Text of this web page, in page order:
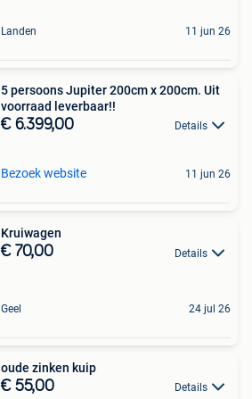
Landen 11 jun 26
5 persoons Jupiter 200cm x 200cm. Uit
voorraad leverbaar!!
€ 6.399,00 Details
Bezoek website 11 jun 26
Kruiwagen
€ 70,00 Details
Geel 24 jul 26
oude zinken kuip
€ 55,00 Details